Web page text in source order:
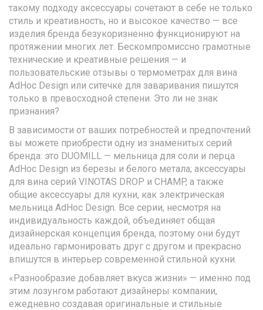
такому подходу аксессуары сочетают в себе не только
стиль и креативность, но и высокое качество — все
изделия бренда безукоризненно функционируют на
протяжении многих лет. Бескомпромиссно грамотные
технические и креативные решения — и
пользовательские отзывы о термометрах для вина
AdHoc Design или ситечке для заваривания пишутся
только в превосходной степени. Это ли не знак
признания?
В зависимости от ваших потребностей и предпочтений
вы можете приобрести одну из знаменитых серий
бренда: это DUOMILL — мельница для соли и перца
AdHoc Design из березы и белого метала; аксессуары
для вина серий VINOTAS DROP и CHAMP, а также
общие аксессуары для кухни, как электрическая
мельница AdHoc Design. Все серии, несмотря на
индивидуальность каждой, объединяет общая
дизайнерская концепция бренда, поэтому они будут
идеально гармонировать друг с другом и прекрасно
впишутся в интерьер современной стильной кухни.
«Разнообразие добавляет вкуса жизни» — именно под
этим лозунгом работают дизайнеры компании,
ежедневно создавая оригинальные и стильные